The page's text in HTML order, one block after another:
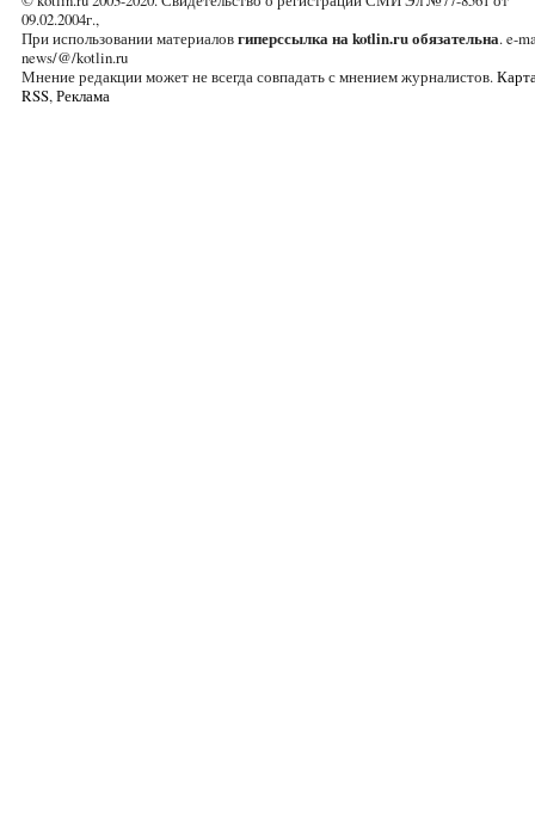
09.02.2004г.,
При использовании материаловгиперссылка на kotlin.ru обязательна. e-
news/@/kotlin.ru
Мнение редакции может не всегда совпадать с мнением журналистов.
RSS,Реклама